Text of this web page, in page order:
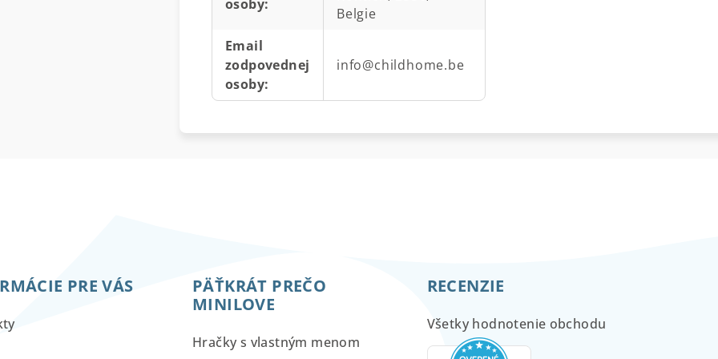
osoby:
Belgie
Email
zodpovednej
osoby:
info@childhome.be
PRE VÁS
PÄŤKRÁT PREČO
MINILOVE
Hračky s vlastným menom
RECENZIE
Všetky hodnotenie obchodu